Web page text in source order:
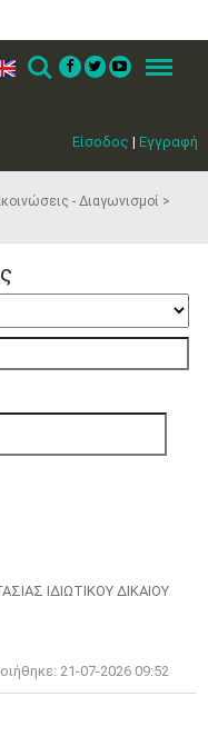
Είσοδος | Εγγραφή
Search Menu
- Διαγωνισμοί
ΙΔΙΩΤΙΚΟΥ ΔΙΚΑΙΟΥ
21-07-2026 09:52